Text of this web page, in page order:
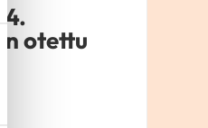
otettu